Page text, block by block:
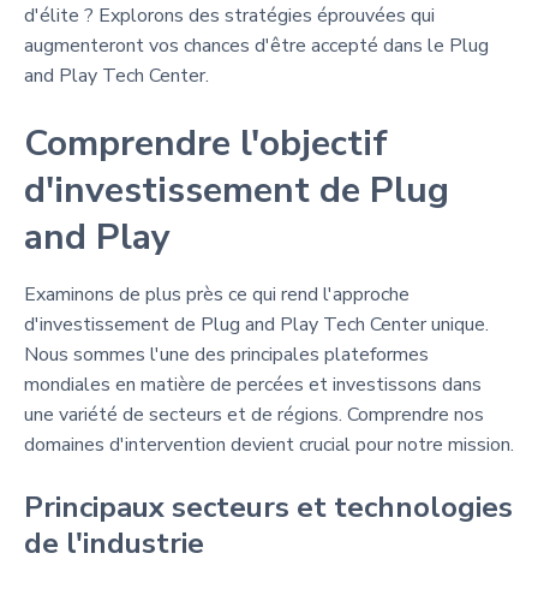
d'élite ? Explorons des stratégies éprouvées qui
augmenteront vos chances d'être accepté dans le Plug
and Play Tech Center.
Comprendre l'objectif
d'investissement de Plug
and Play
Examinons de plus près ce qui rend l'approche
d'investissement de Plug and Play Tech Center unique.
Nous sommes l'une des principales plateformes
mondiales en matière de percées et investissons dans
une variété de secteurs et de régions. Comprendre nos
domaines d'intervention devient crucial pour notre mission.
Principaux secteurs et technologies
de l'industrie